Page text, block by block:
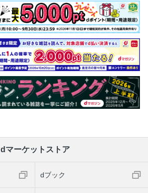
dマーケットストア
dブック